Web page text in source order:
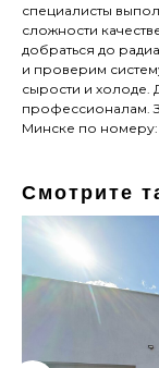
специалисты
сложности
добраться до
и проверим
сырости и холоде.
профессионалам.
Минске по номеру:
Смотрите